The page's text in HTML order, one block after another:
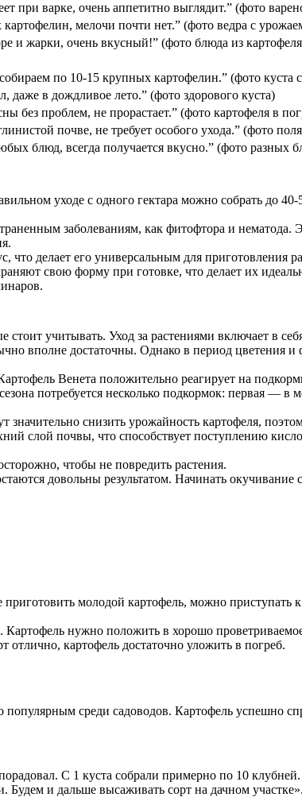
при варке, очень аппетитно выглядит.” (фото
мелочи почти нет.” (фото ведра с
и жарки, очень вкусный!” (фото блюда из
по 10-15 крупных картофелин.” (фото
даже в дождливое лето.” (фото здорового куста)
без проблем, не прорастает.” (фото картофеля в
почве, не требует особого ухода.” (фото
блюд, всегда получается вкусно.” (фото разных
уходе с одного гектара можно собрать до
заболеваниям, как фитофтора и нематода.
делает его универсальным для приготовления
свою форму при готовке, что делает их
учитывать. Уход за растениями включает в
вполне достаточны. Однако в период цветения и
Венета положительно реагирует на
потребуется несколько подкормок: первая — в
снизить урожайность картофеля,
слой почвы, что способствует поступлению
чтобы не повредить растения.
довольны результатом. Начинать окучивание
молодой картофель, можно приступать
Картофель нужно положить в хорошо
отлично, картофель достаточно уложить в погреб.
среди садоводов. Картофель успешно
С 1 куста собрали примерно по 10
и дальше высаживать сорт на дачном участке».